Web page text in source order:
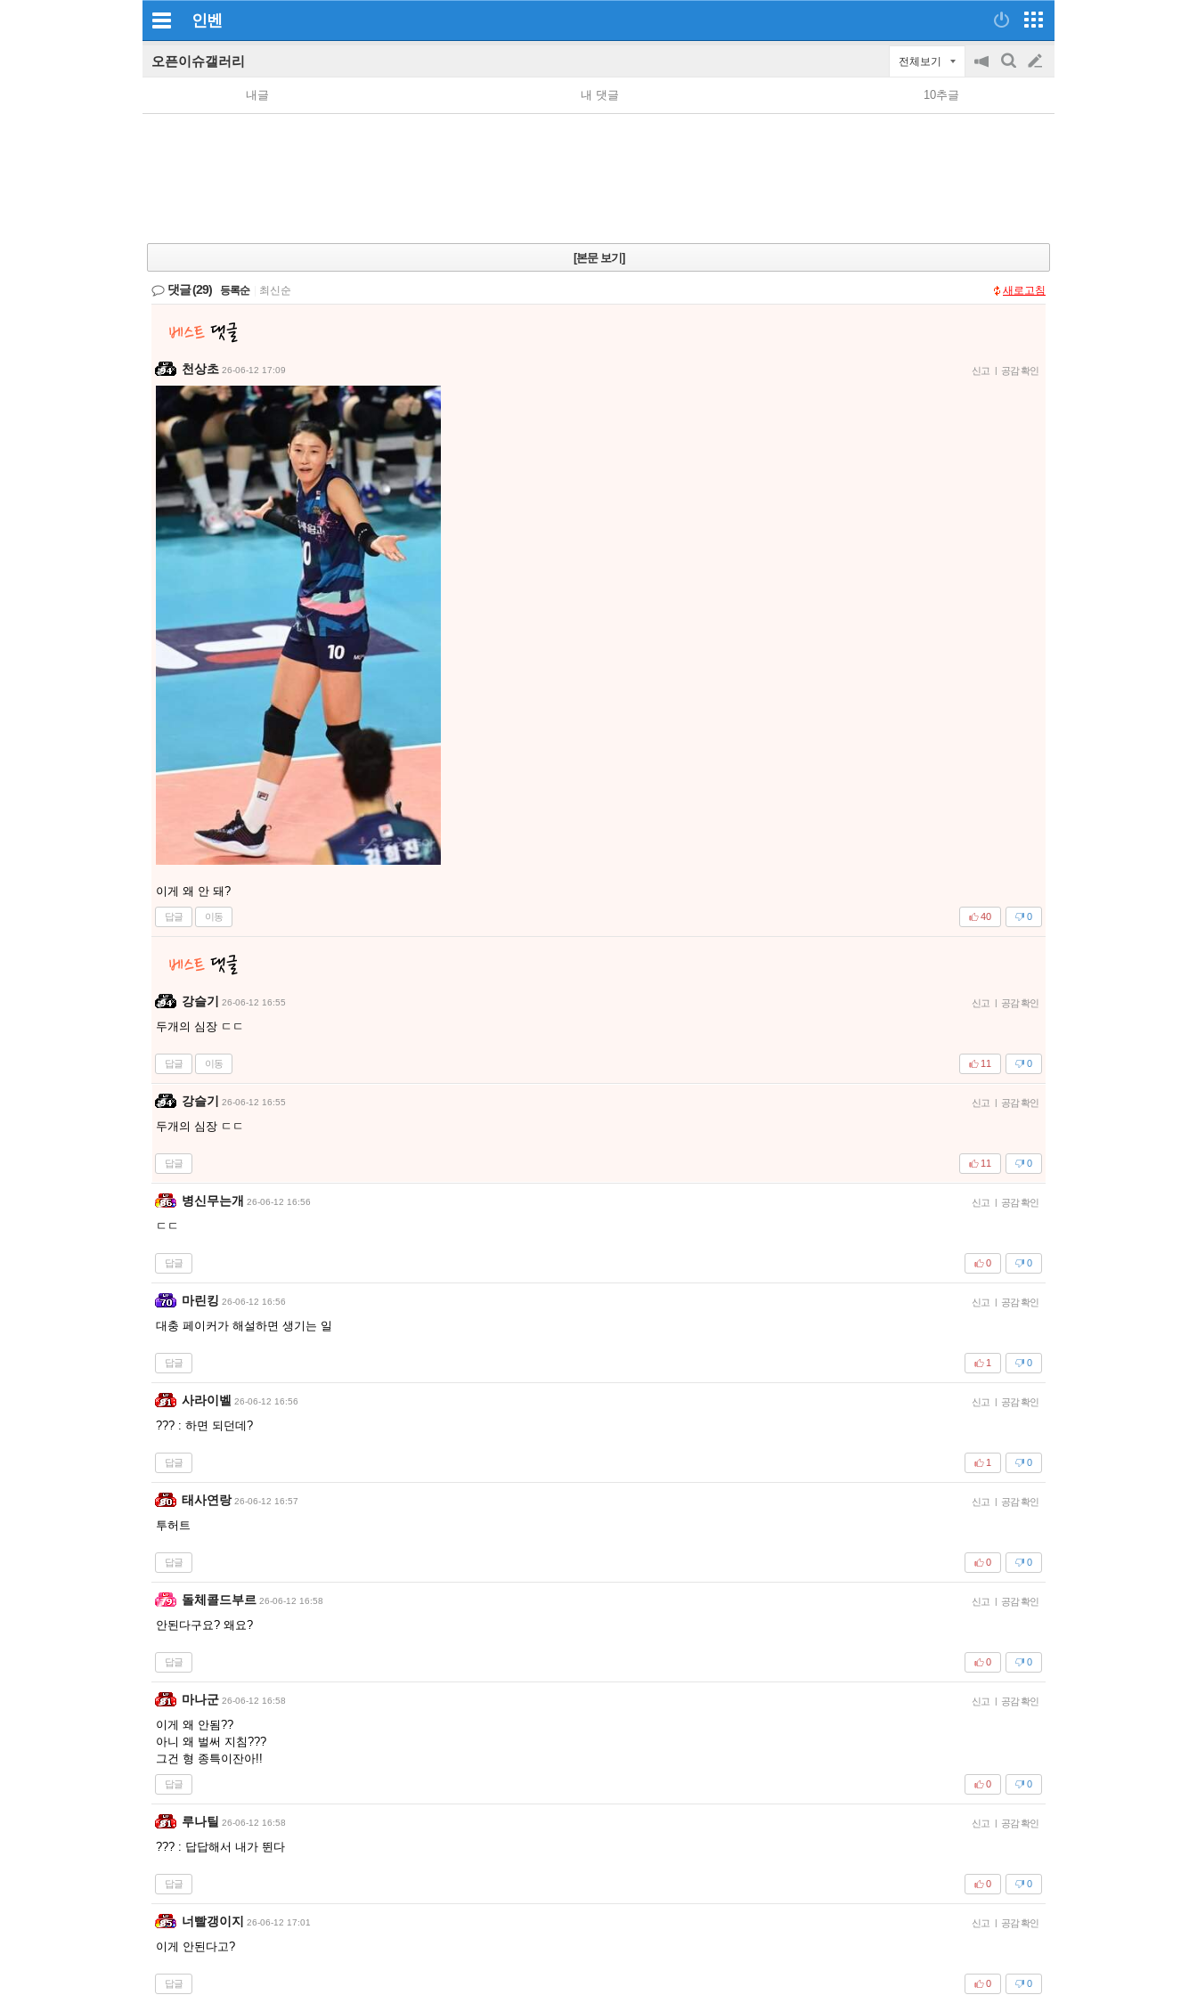
인벤
오픈이슈갤러리 전체보기
공
on/off
검
글
쓰
내글 내 댓글 10추글
[본문 보기]
댓글(29) 등록순 최신순 새로고침
천상초 26-06-12 17:09 신고 | 공감 확인
이게 왜 안 돼?
답글 이동 0
40
강슬기 26-06-12 16:55 신고 | 공감 확인
두개의 심장 ㄷㄷ
답글 이동 0
11
강슬기 26-06-12 16:55 신고 | 공감 확인
두개의 심장 ㄷㄷ
답글 0
11
병신무는개 26-06-12 16:56 신고 | 공감 확인
ㄷㄷ
답글 0
0
마린킹 26-06-12 16:56 신고 | 공감 확인
대충 페이커가 해설하면 생기는 일
답글 0
1
사라이벨 26-06-12 16:56 신고 | 공감 확인
??? : 하면 되던데?
답글 0
1
태사연랑 26-06-12 16:57 신고 | 공감 확인
투허트
답글 0
0
돌체콜드부르 26-06-12 16:58 신고 | 공감 확인
안된다구요? 왜요?
답글 0
0
마나군 26-06-12 16:58 신고 | 공감 확인
이게 왜 안됨??
아니 왜 벌써 지침???
그건 형 종특이잔아!!
답글 0
0
루나틸 26-06-12 16:58 신고 | 공감 확인
??? : 답답해서 내가 뛴다
답글 0
0
너빨갱이지 26-06-12 17:01 신고 | 공감 확인
이게 안된다고?
답글 0
0